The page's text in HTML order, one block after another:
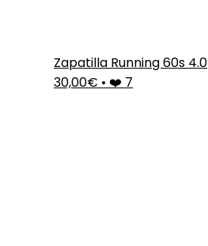
Zapatilla Running 60s 4.0
30,00€ • ❤️ 7